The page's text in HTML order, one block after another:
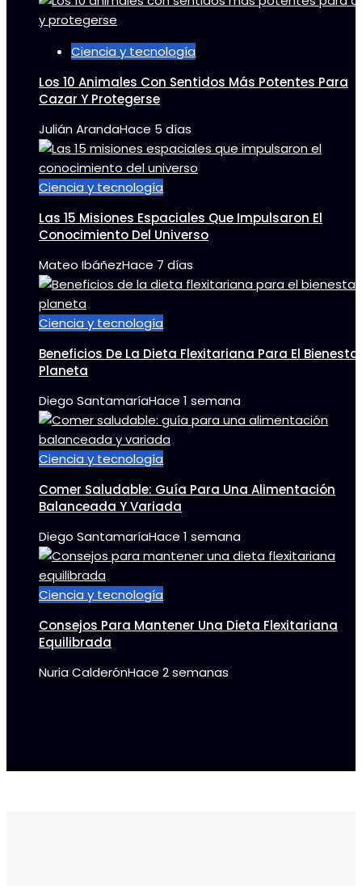
Ciencia y tecnología
Los 10 Animales Con Sentidos Más Potentes Para
Cazar Y Protegerse
Julián ArandaHace 5 días
Ciencia y tecnología
Las 15 Misiones Espaciales Que Impulsaron El
Conocimiento Del Universo
Mateo IbáñezHace 7 días
Ciencia y tecnología
Beneficios De La Dieta Flexitariana Para El Bienestar
Planeta
Diego SantamaríaHace 1 semana
Ciencia y tecnología
Comer Saludable: Guía Para Una Alimentación
Balanceada Y Variada
Diego SantamaríaHace 1 semana
Ciencia y tecnología
Consejos Para Mantener Una Dieta Flexitariana
Equilibrada
Nuria CalderónHace 2 semanas